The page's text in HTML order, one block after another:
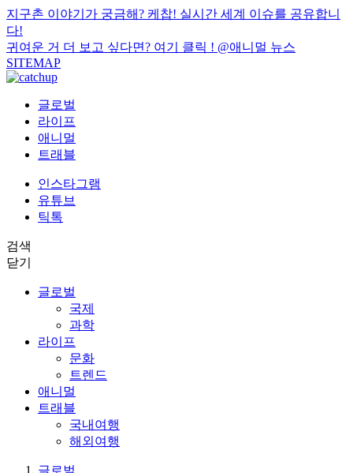
지구촌 이야기가 궁금해? 케찹! 실시간 세계 이슈를 공유합니
다!
귀여운 거 더 보고 싶다면? 여기 클릭 ! @애니멀 뉴스
SITEMAP
글로벌
라이프
애니멀
트래블
인스타그램
유튜브
틱톡
검색
닫기
글로벌
국제
과학
라이프
문화
트렌드
애니멀
트래블
국내여행
해외여행
글로벌